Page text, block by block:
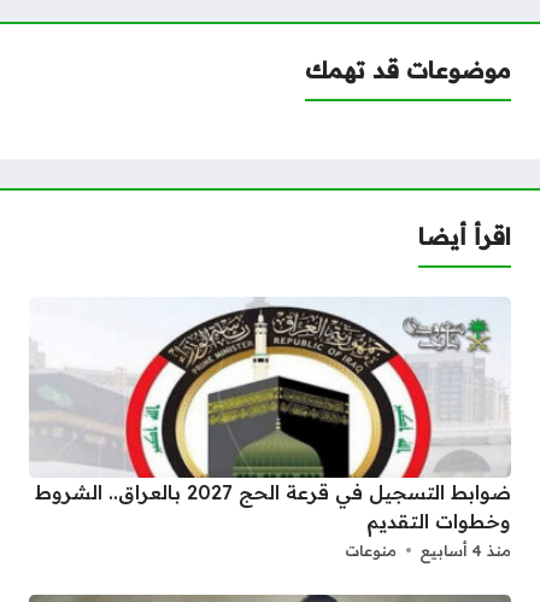
موضوعات قد تهمك
اقرأ أيضا
ضوابط التسجيل في قرعة الحج 2027 بالعراق.. الشروط
وخطوات التقديم
منذ 4 أسابيع منوعات